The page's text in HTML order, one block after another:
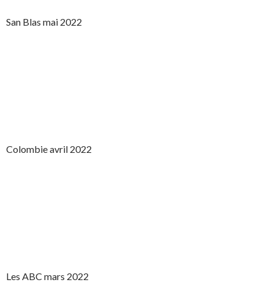
San Blas mai 2022
Colombie avril 2022
Les ABC mars 2022